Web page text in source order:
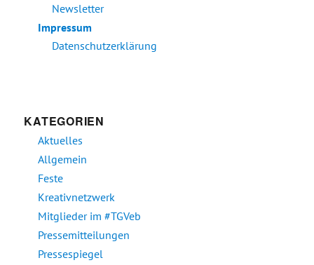
Newsletter
Impressum
Datenschutzerklärung
KATEGORIEN
Aktuelles
Allgemein
Feste
Kreativnetzwerk
Mitglieder im #TGVeb
Pressemitteilungen
Pressespiegel